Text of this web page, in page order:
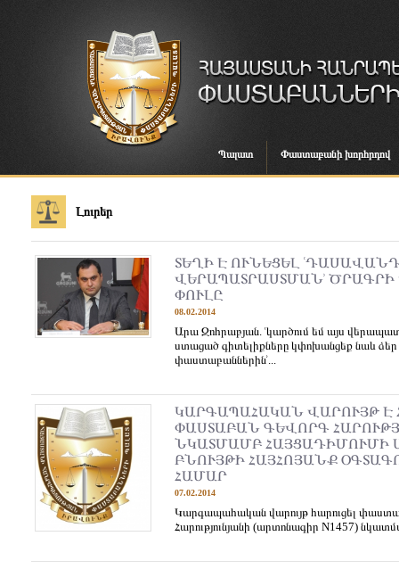
Պալատ Փաստաբանի խորհրդով
Լուրեր
ՏԵՂԻ Է ՈՒՆԵՑԵԼ
ՎԵՐԱՊԱՏՐԱՍՏՄԱՆ՚
ՓՈՒԼԸ
08.02.2014
Արա Զոհրաբյան. ՙկարծում եմ այս
ստացած գիտելիքները կփոխանցեք նաև ձեր
փաստաբաններին՚...
ԿԱՐԳԱՊԱՀԱԿԱՆ ՎԱՐՈՒՅԹ Է
ՓԱՍՏԱԲԱՆ ԳԵՎՈՐԳ
ՆԿԱՏՄԱՄԲ ՀԱՅՑԱԴԻՄՈՒՄԻ
ԲՆՈՒՅԹԻ ՀԱՅՀՈՅԱՆՔ
ՀԱՄԱՐ
07.02.2014
Կարգապահական վարույթ հարուցել
Հարությունյանի (արտոնագիր N1457)